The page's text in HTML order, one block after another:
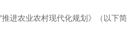
进农业农村现代化规划》（以下